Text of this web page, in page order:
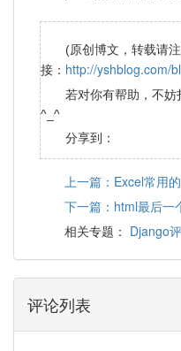
(原创博文，转载请
接： http://yshblog.com/
若对你有帮助，不妨
^_^
分享到：
上一篇：Excel常用
下一篇：html最后一
相关专题： Django
评论列表